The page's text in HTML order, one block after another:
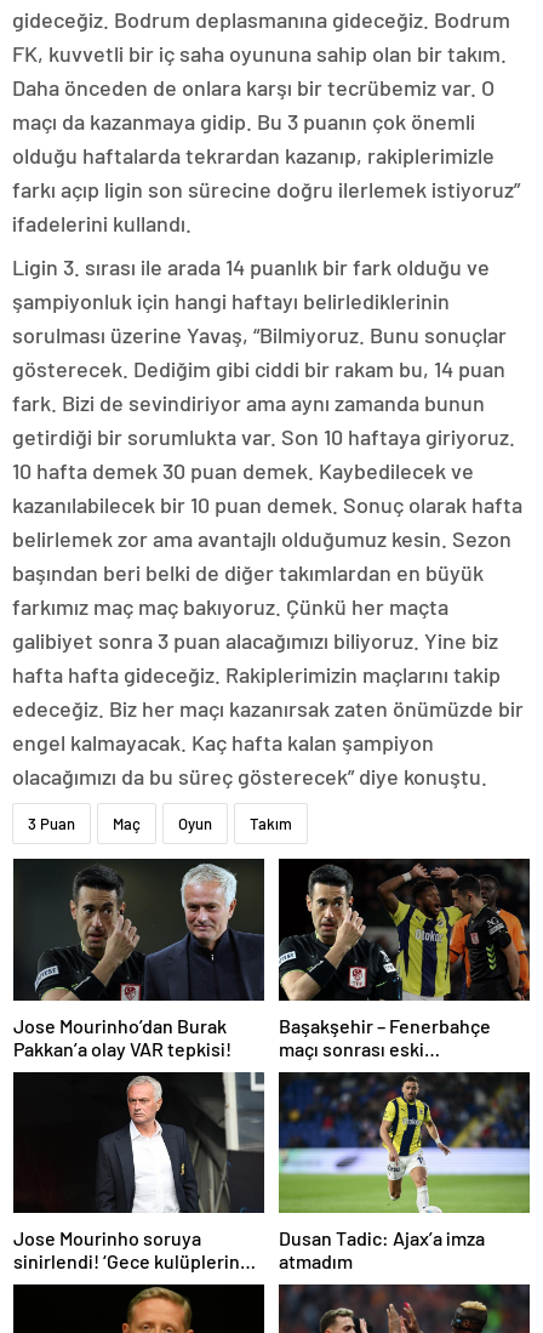
gideceğiz. Bodrum deplasmanına gideceğiz. Bodrum
FK, kuvvetli bir iç saha oyununa sahip olan bir takım.
Daha önceden de onlara karşı bir tecrübemiz var. O
maçı da kazanmaya gidip. Bu 3 puanın çok önemli
olduğu haftalarda tekrardan kazanıp, rakiplerimizle
farkı açıp ligin son sürecine doğru ilerlemek istiyoruz”
ifadelerini kullandı.
Ligin 3. sırası ile arada 14 puanlık bir fark olduğu ve
şampiyonluk için hangi haftayı belirlediklerinin
sorulması üzerine Yavaş, “Bilmiyoruz. Bunu sonuçlar
gösterecek. Dediğim gibi ciddi bir rakam bu, 14 puan
fark. Bizi de sevindiriyor ama aynı zamanda bunun
getirdiği bir sorumlukta var. Son 10 haftaya giriyoruz.
10 hafta demek 30 puan demek. Kaybedilecek ve
kazanılabilecek bir 10 puan demek. Sonuç olarak hafta
belirlemek zor ama avantajlı olduğumuz kesin. Sezon
başından beri belki de diğer takımlardan en büyük
farkımız maç maç bakıyoruz. Çünkü her maçta
galibiyet sonra 3 puan alacağımızı biliyoruz. Yine biz
hafta hafta gideceğiz. Rakiplerimizin maçlarını takip
edeceğiz. Biz her maçı kazanırsak zaten önümüzde bir
engel kalmayacak. Kaç hafta kalan şampiyon
olacağımızı da bu süreç gösterecek” diye konuştu.
3 Puan Maç Oyun Takım
Jose Mourinho’dan Burak
Pakkan’a olay VAR tepkisi!
Başakşehir – Fenerbahçe
maçı sonrası eski
hakemlerden penaltı ve gol
iptali çıkışı! ‘2 kırmızı kartı
atladı’
Jose Mourinho soruya
sinirlendi! ‘Gece kulüplerine
gidip keyif alıyorum’
Dusan Tadic: Ajax’a imza
atmadım